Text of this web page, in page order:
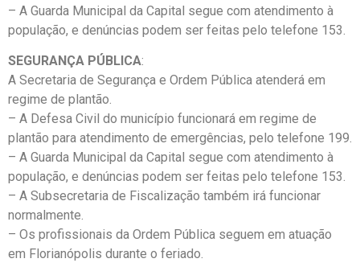
– A Guarda Municipal da Capital segue com atendimento à
população, e denúncias podem ser feitas pelo telefone 153.
SEGURANÇA PÚBLICA:
A Secretaria de Segurança e Ordem Pública atenderá em
regime de plantão.
– A Defesa Civil do município funcionará em regime de
plantão para atendimento de emergências, pelo telefone 199.
– A Guarda Municipal da Capital segue com atendimento à
população, e denúncias podem ser feitas pelo telefone 153.
– A Subsecretaria de Fiscalização também irá funcionar
normalmente.
– ⁠Os profissionais da Ordem Pública seguem em atuação
em Florianópolis durante o feriado.